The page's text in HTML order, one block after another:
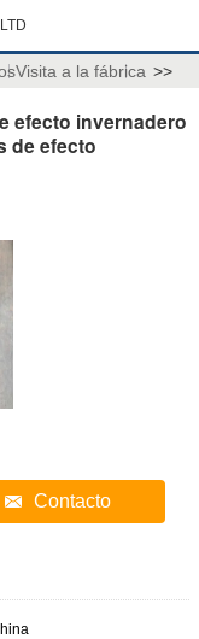
Visita a la fábrica >>
efecto invernadero
de efecto
Contacto